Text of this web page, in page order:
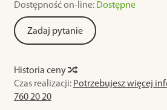
Dostępność on-line: Dostępne
Zadaj pytanie
Historia ceny
Czas realizacji: Potrzebujesz więcej
760 20 20